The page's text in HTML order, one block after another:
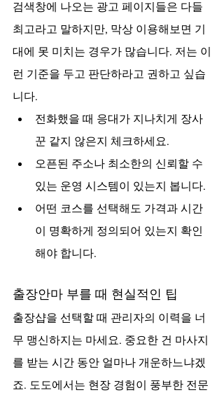
검색창에 나오는 광고 페이지들은 다들
최고라고 말하지만, 막상 이용해보면 기
대에 못 미치는 경우가 많습니다. 저는 이
런 기준을 두고 판단하라고 권하고 싶습
니다.
전화했을 때 응대가 지나치게 장사
꾼 같지 않은지 체크하세요.
오픈된 주소나 최소한의 신뢰할 수
있는 운영 시스템이 있는지 봅니다.
어떤 코스를 선택해도 가격과 시간
이 명확하게 정의되어 있는지 확인
해야 합니다.
출장안마 부를 때 현실적인 팁
출장샵을 선택할 때 관리자의 이력을 너
무 맹신하지는 마세요. 중요한 건 마사지
를 받는 시간 동안 얼마나 개운하느냐겠
죠. 도도에서는 현장 경험이 풍부한 전문